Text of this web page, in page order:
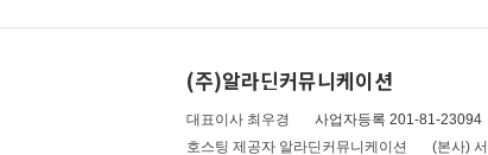
(주)알라딘커뮤니케이션
대표이사 최우경 사업자등록 201-81-23094
호스팅 제공자 알라딘커뮤니케이션
(본사)